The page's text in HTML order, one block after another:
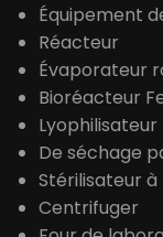
Équipement
Réacteur
Évaporateur
Bioréacteur
Lyophilisateur
De séchage
Stérilisateur
Centrifuger